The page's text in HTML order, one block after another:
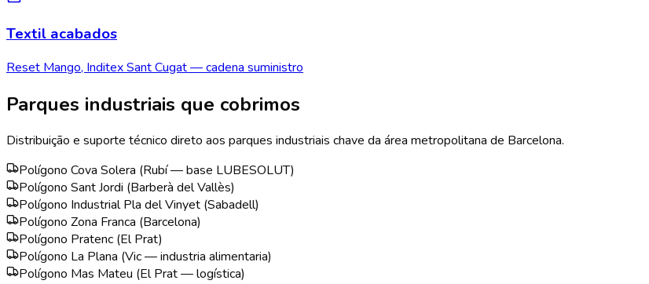
Textil acabados
Reset Mango, Inditex Sant Cugat — cadena suministro
Parques industriais que cobrimos
Distribuição e suporte técnico direto aos parques industriais chave da área metropolitana de Barcelona.
Polígono Cova Solera (Rubí — base LUBESOLUT)
Polígono Sant Jordi (Barberà del Vallès)
Polígono Industrial Pla del Vinyet (Sabadell)
Polígono Zona Franca (Barcelona)
Polígono Pratenc (El Prat)
Polígono La Plana (Vic — industria alimentaria)
Polígono Mas Mateu (El Prat — logística)